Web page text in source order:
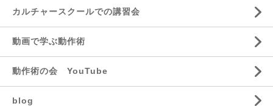
カルチャースクールでの講習会
動画で学ぶ動作術
動作術の会 YouTube
blog